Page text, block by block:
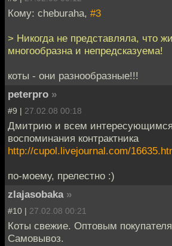
Кому: cheburaha, #3
> Никогда не представляла, что
многообразна и непредсказуема!
коты - они разнообразные!!!
peterpro »
#9 | 27.02.08 00:18
Дмитрию и всем интересующимся
воспоминания контрактника
http://cupol.livejournal.com/
по-моему, прелестно :)
zlajasobaka »
#10 | 27.02.08 00:21
Коты свежие. Оптовым
Самовывоз.